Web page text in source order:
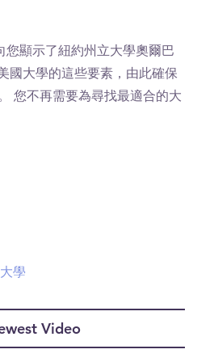
您顯示了紐約州立大學奧爾巴
國大學的這些要素，由此確保
您不再需要為尋找最適合的大
學
Video